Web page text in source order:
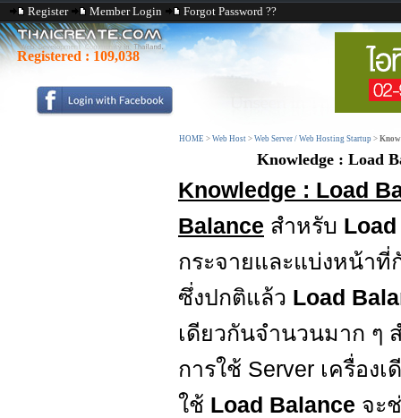
Register Member Login Forgot Password ??
Registered : 109,038
HOME > Web Host > Web Server / Web Hosting Startup >
Knowledge : Load
Knowledge : Load
Balance สำหรับ
กระจายและแบ่งหน้าที่
ซึ่งปกติแล้ว Load
เดียวกันจำนวนมาก ๆ
การใช้ Server เครื่อง
ใช้ Load Balance จะ